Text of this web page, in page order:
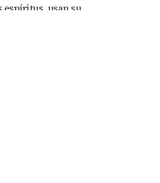
espíritus, usan su